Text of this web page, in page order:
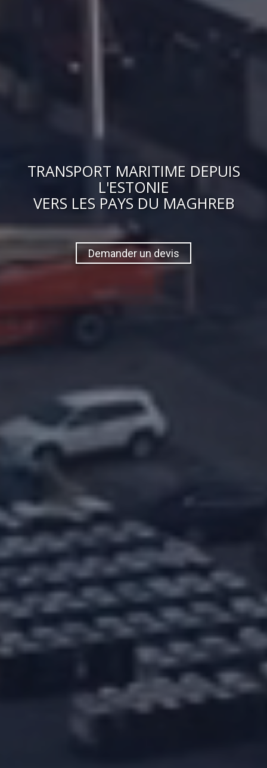
TRANSPORT MARITIME DEPUIS
L'ESTONIE
VERS LES PAYS DU MAGHREB
Demander un devis